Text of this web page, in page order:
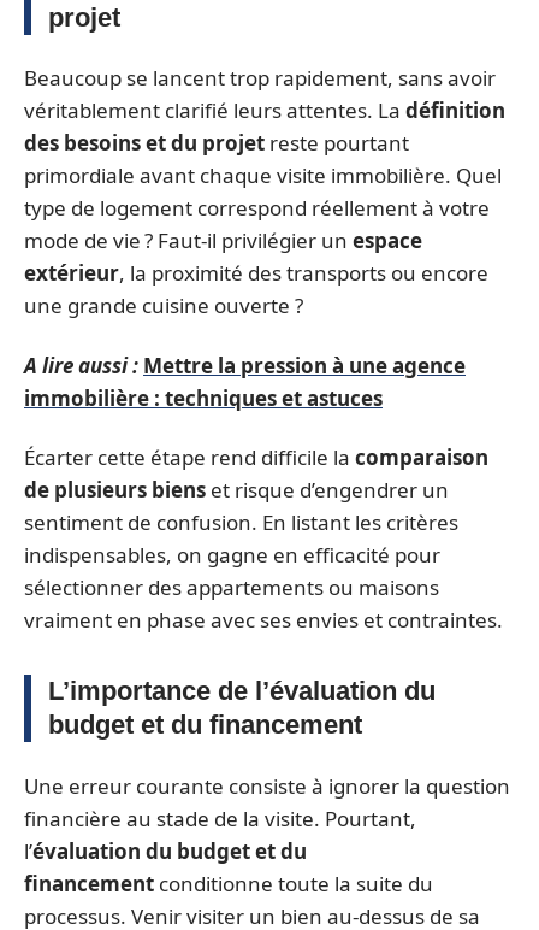
projet
Beaucoup se lancent trop rapidement, sans avoir
véritablement clarifié leurs attentes. La définition
des besoins et du projet reste pourtant
primordiale avant chaque visite immobilière. Quel
type de logement correspond réellement à votre
mode de vie ? Faut-il privilégier un espace
extérieur, la proximité des transports ou encore
une grande cuisine ouverte ?
A lire aussi : Mettre la pression à une agence
immobilière : techniques et astuces
Écarter cette étape rend difficile la comparaison
de plusieurs biens et risque d’engendrer un
sentiment de confusion. En listant les critères
indispensables, on gagne en efficacité pour
sélectionner des appartements ou maisons
vraiment en phase avec ses envies et contraintes.
L’importance de l’évaluation du
budget et du financement
Une erreur courante consiste à ignorer la question
financière au stade de la visite. Pourtant,
l’évaluation du budget et du
financement conditionne toute la suite du
processus. Venir visiter un bien au-dessus de sa